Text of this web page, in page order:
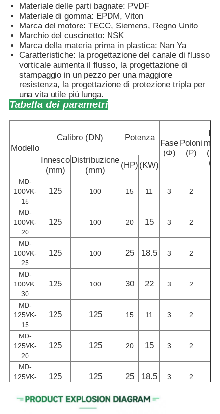
Pompa di diaframma pneumatica
Pompa di dosaggio di misura
Pompa per acque luride sommergibile
Materiale delle parti bagnate: PVDF
Materiale di gomma: EPDM, Viton
Marca del motore: TECO, Siemens, Regno Unito
Marchio del cuscinetto: NSK
Marca della materia prima in plastica: Nan Ya
Caratteristiche: la progettazione del canale di flusso
vorticale aumenta il flusso, la progettazione di
stampaggio in un pezzo per una maggiore
resistenza, la progettazione di protezione tripla per
una vita utile più lunga.
Tabella dei parametri
Modello
Calibro (DN) Potenza
Fase
(Φ)
Poloni
(P)
Innesco
(mm)
Distribuzione
(mm)
(HP) (KW)
MD-
100VK-
15
125 100 15 11 3 2
MD-
100VK-
20
125 100 20 15 3 2
MD-
100VK-
25
125 100 25 18.5 3 2
MD-
100VK-
30
125 100 30 22 3 2
MD-
125VK-
15
125 125 15 11 3 2
MD-
125VK-
20
125 125 20 15 3 2
MD-
125VK-
125 125 25 18.5 3 2
MD-
125